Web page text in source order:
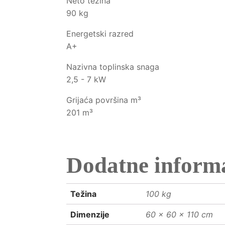
90 kg
Energetski razred
A+
Nazivna toplinska snaga
2,5 - 7 kW
Grijaća površina m³
201 m³
Dodatne
Težina 100 kg
Dimenzije 60 × 60 × 110 cm